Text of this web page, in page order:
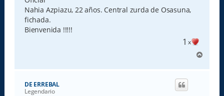
a
j
e
Nahia Azpiazu, 22 años. Central zurda de Osasuna,
fichada.
Bienvenida !!!!!
1 x
r
DE ERREBAL
Legendario